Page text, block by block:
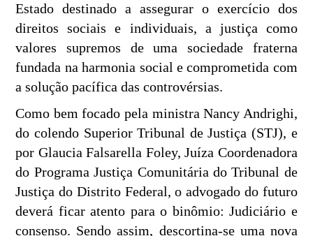
Estado destinado a assegurar o exercício dos
direitos sociais e individuais, a justiça como
valores supremos de uma sociedade fraterna
fundada na harmonia social e comprometida com
a solução pacífica das controvérsias.
Como bem focado pela ministra Nancy Andrighi,
do colendo Superior Tribunal de Justiça (STJ), e
por Glaucia Falsarella Foley, Juí­za Coordenadora
do Programa Justiça Comunitária do Tribunal de
Justiça do Distrito Federal, o advogado do futuro
deverá ficar atento para o binômio: Judiciário e
consenso. Sendo assim, descortina-se uma nova